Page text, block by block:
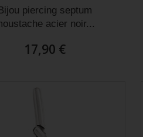
piercing septum
acier noir...
17,90 €